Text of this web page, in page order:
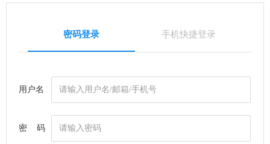
密码登录 手机快捷登录
用户名
密 码